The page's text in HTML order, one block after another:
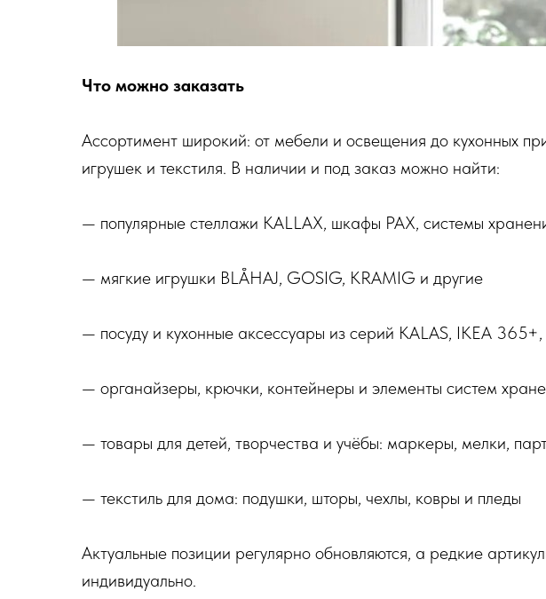
Что можно заказать
Ассортимент широкий: от мебели и освещения до кухонных
игрушек и текстиля. В наличии и под заказ можно найти:
— популярные стеллажи KALLAX, шкафы PAX, системы
— мягкие игрушки BLÅHAJ, GOSIG, KRAMIG и другие
— посуду и кухонные аксессуары из серий KALAS, IKEA
— органайзеры, крючки, контейнеры и элементы систем
— товары для детей, творчества и учёбы: маркеры, мелки,
— текстиль для дома: подушки, шторы, чехлы, ковры и пледы
Актуальные позиции регулярно обновляются, а редкие
индивидуально.